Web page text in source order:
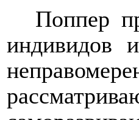
Поппер
индивидов